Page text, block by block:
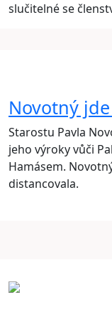
slučitelné se
Novotný
Starostu Pavla
jeho výroky vůči
Hamásem.
distancovala.